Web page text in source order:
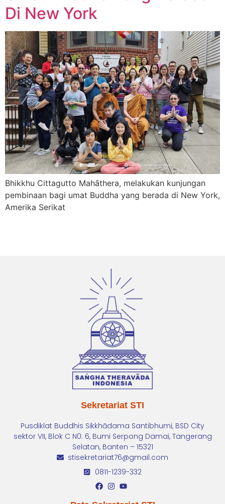
Di New York
Bhikkhu Cittagutto Mahāthera, melakukan kunjungan
pembinaan bagi umat Buddha yang berada di New York,
Amerika Serikat
Sekretariat STI
Pusdiklat Buddhis Sikkhādama Santibhumi, BSD City
sektor VII, Blok C N0. 6, Bumi Serpong Damai, Tangerang
Selatan, Banten – 15321
stisekretariat76@gmail.com
0811-1239-332